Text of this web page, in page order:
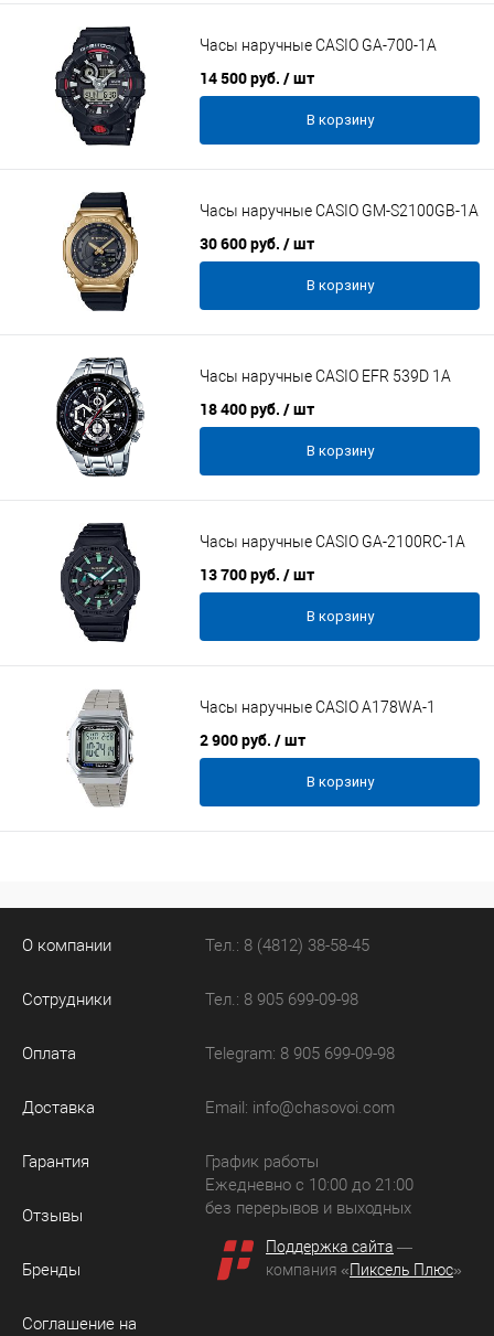
Часы наручные CASIO GA-700-1A
14 500 руб. / шт
В корзину
Часы наручные CASIO GM-S2100GB-1A
30 600 руб. / шт
В корзину
Часы наручные CASIO EFR 539D 1A
18 400 руб. / шт
В корзину
Часы наручные CASIO GA-2100RC-1A
13 700 руб. / шт
В корзину
Часы наручные CASIO A178WA-1
2 900 руб. / шт
В корзину
О компании
Сотрудники
Оплата
Доставка
Гарантия
Отзывы
Бренды
Соглашение на
Тел.: 8 (4812) 38-58-45
Тел.: 8 905 699-09-98
Telegram: 8 905 699-09-98
Email: info@chasovoi.com
График работы
Ежедневно с 10:00 до 21:00
без перерывов и выходных
Поддержка сайта —
компания «Пиксель Плюс»